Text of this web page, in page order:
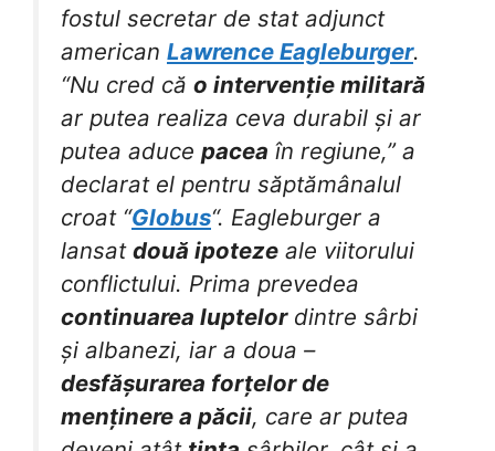
fostul secretar de stat adjunct
american Lawrence Eagleburger.
“Nu cred că o intervenție militară
ar putea realiza ceva durabil și ar
putea aduce pacea în regiune,” a
declarat el pentru săptămânalul
croat “Globus“. Eagleburger a
lansat două ipoteze ale viitorului
conflictului. Prima prevedea
continuarea luptelordintre sârbi
și albanezi, iar a doua –
desfășurarea forțelor de
menținere a păcii, care ar putea